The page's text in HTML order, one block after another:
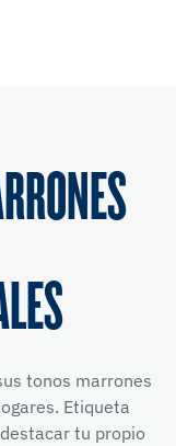
tonos marrones
Etiqueta
tu propio